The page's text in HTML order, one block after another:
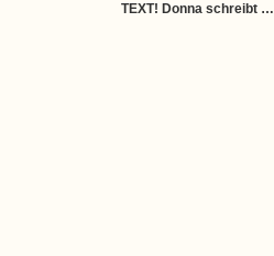
TEXT! Donna schreibt …